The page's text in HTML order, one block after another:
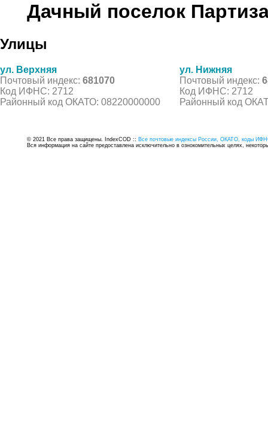
Дачный поселок
Улицы
ул. Верхняя
Почтовый индекс: 681070
Код ИФНС: 2712
Районный код ОКАТО: 08220000000
ул. Нижняя
Почтовый индекс:
Код ИФНС: 2712
Районный код
© 2021 Все права защищены. IndexCOD :: Все почтовые индексы России, ОКАТО, коды
Вся информация на сайте предоставлена исключительно в ознокомительных целях,